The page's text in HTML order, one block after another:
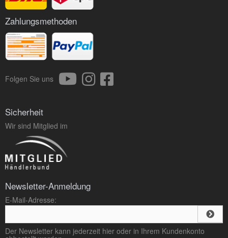
Zahlungsmethoden
Folgen Sie uns
Sicherheit
Wir sind Mitglied im
Newsletter-Anmeldung
E-Mail-Adresse:
Der Newsletter kann jederzeit hier oder in Ihrem Kundenkonto